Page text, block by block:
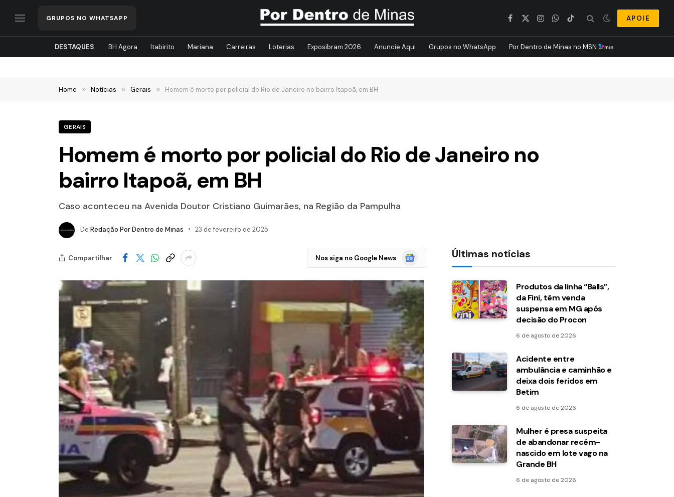
GRUPOS NO WHATSAPP Facebook
X
Instagram
WhatsApp
TikTok APOIE
DESTAQUES BH Agora Itabirito Mariana Carreiras Loterias Exposibram 2026 Anuncie Aqui Grupos no WhatsApp Por Dentro de Minas no MSN
Home » Notícias » Gerais » Homem é morto por policial do Rio de Janeiro no bairro Itapoã, em BH
GERAIS
Homem é morto por policial do Rio de Janeiro no
bairro Itapoã, em BH
Caso aconteceu na Avenida Doutor Cristiano Guimarães, na Região da Pampulha
De Redação Por Dentro de Minas 23 de fevereiro de 2025
Compartilhar Nos siga no Google News
Google
Notícias
Últimas notícias
Produtos da linha “Balls”,
da Fini, têm venda
suspensa em MG após
decisão do Procon
6 de agosto de 2026
Acidente entre
ambulância e caminhão e
deixa dois feridos em
Betim
6 de agosto de 2026
Mulher é presa suspeita
de abandonar recém-
nascido em lote vago na
Grande BH
6 de agosto de 2026